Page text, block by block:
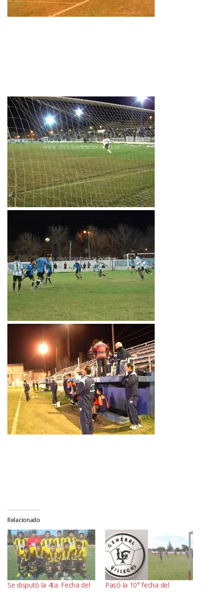
Relacionado
Se disputó la 4ta. Fecha del
Pasó la 10° fecha del